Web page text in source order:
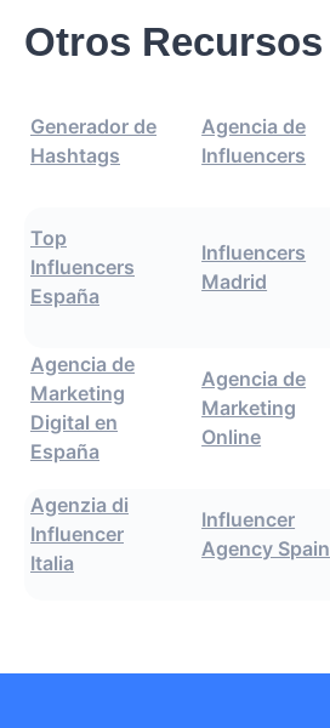
Otros Recursos
Generador de
Hashtags
Agencia de
Influencers
Top
Influencers
España
Influencers
Madrid
Agencia de
Marketing
Digital en
España
Agencia de
Marketing
Online
Agenzia di
Influencer
Italia
Influencer
Agency Spain